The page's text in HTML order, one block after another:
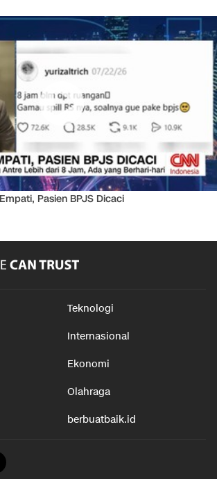
Pasien BPJS Dicaci
Teknologi
Internasional
Ekonomi
Olahraga
berbuatbaik.id